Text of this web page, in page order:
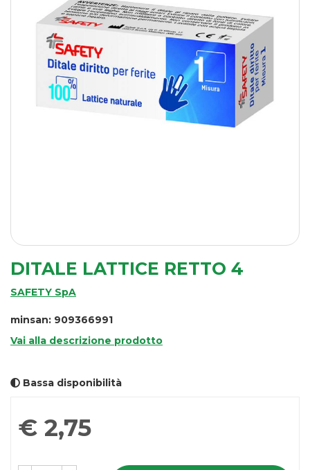
DITALE LATTICE RETTO 4
SAFETY SpA
minsan: 909366991
Vai alla descrizione prodotto
Bassa disponibilità
Prezzo
€ 2,75